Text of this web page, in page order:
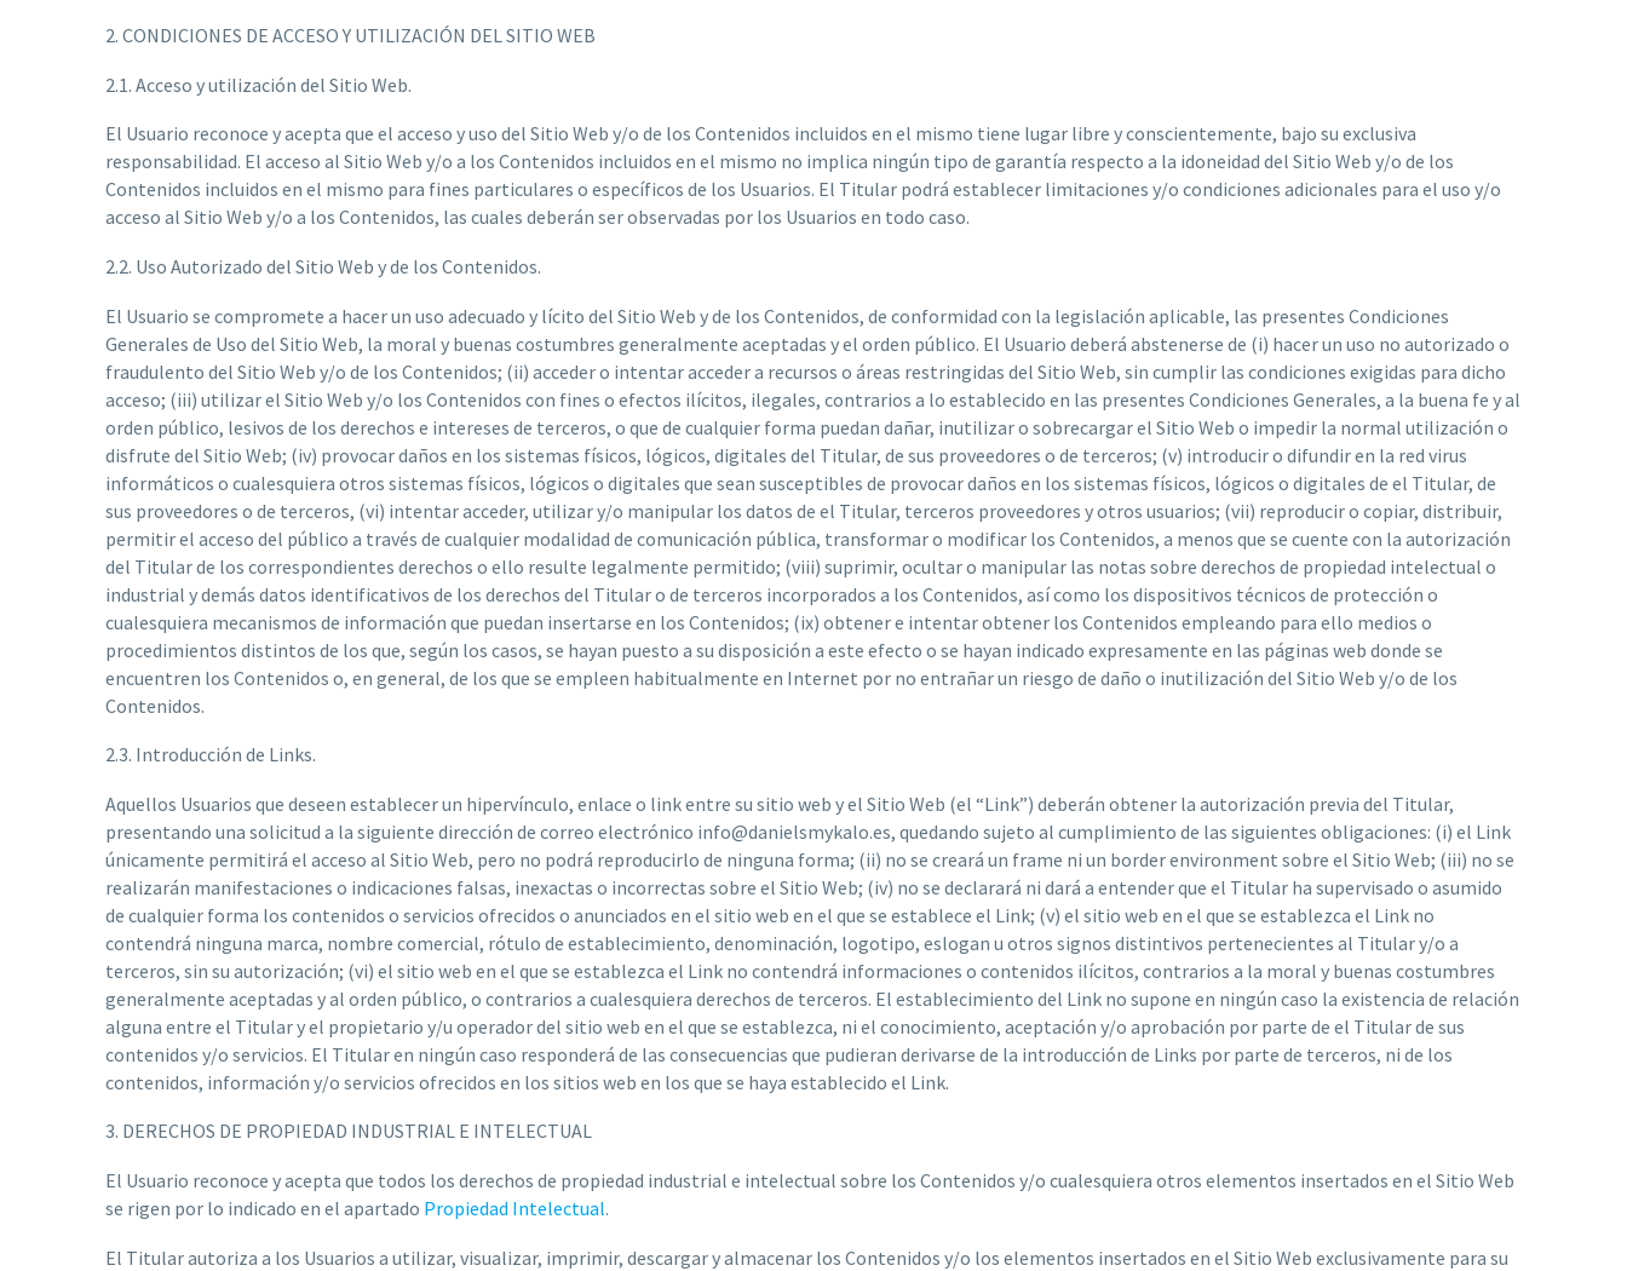
2. CONDICIONES DE ACCESO Y UTILIZACIÓN DEL SITIO WEB
2.1. Acceso y utilización del Sitio Web.
El Usuario reconoce y acepta que el acceso y uso del Sitio Web y/o de los Contenidos incluidos en el mismo tiene lugar libre y conscientemente, bajo su exclusiva
responsabilidad. El acceso al Sitio Web y/o a los Contenidos incluidos en el mismo no implica ningún tipo de garantía respecto a la idoneidad del Sitio Web y/o de los
Contenidos incluidos en el mismo para fines particulares o específicos de los Usuarios. El Titular podrá establecer limitaciones y/o condiciones adicionales para el uso y/o
acceso al Sitio Web y/o a los Contenidos, las cuales deberán ser observadas por los Usuarios en todo caso.
2.2. Uso Autorizado del Sitio Web y de los Contenidos.
El Usuario se compromete a hacer un uso adecuado y lícito del Sitio Web y de los Contenidos, de conformidad con la legislación aplicable, las presentes Condiciones
Generales de Uso del Sitio Web, la moral y buenas costumbres generalmente aceptadas y el orden público. El Usuario deberá abstenerse de (i) hacer un uso no autorizado o
fraudulento del Sitio Web y/o de los Contenidos; (ii) acceder o intentar acceder a recursos o áreas restringidas del Sitio Web, sin cumplir las condiciones exigidas para dicho
acceso; (iii) utilizar el Sitio Web y/o los Contenidos con fines o efectos ilícitos, ilegales, contrarios a lo establecido en las presentes Condiciones Generales, a la buena fe y al
orden público, lesivos de los derechos e intereses de terceros, o que de cualquier forma puedan dañar, inutilizar o sobrecargar el Sitio Web o impedir la normal utilización o
disfrute del Sitio Web; (iv) provocar daños en los sistemas físicos, lógicos, digitales del Titular, de sus proveedores o de terceros; (v) introducir o difundir en la red virus
informáticos o cualesquiera otros sistemas físicos, lógicos o digitales que sean susceptibles de provocar daños en los sistemas físicos, lógicos o digitales de el Titular, de
sus proveedores o de terceros, (vi) intentar acceder, utilizar y/o manipular los datos de el Titular, terceros proveedores y otros usuarios; (vii) reproducir o copiar, distribuir,
permitir el acceso del público a través de cualquier modalidad de comunicación pública, transformar o modificar los Contenidos, a menos que se cuente con la autorización
del Titular de los correspondientes derechos o ello resulte legalmente permitido; (viii) suprimir, ocultar o manipular las notas sobre derechos de propiedad intelectual o
industrial y demás datos identificativos de los derechos del Titular o de terceros incorporados a los Contenidos, así como los dispositivos técnicos de protección o
cualesquiera mecanismos de información que puedan insertarse en los Contenidos; (ix) obtener e intentar obtener los Contenidos empleando para ello medios o
procedimientos distintos de los que, según los casos, se hayan puesto a su disposición a este efecto o se hayan indicado expresamente en las páginas web donde se
encuentren los Contenidos o, en general, de los que se empleen habitualmente en Internet por no entrañar un riesgo de daño o inutilización del Sitio Web y/o de los
Contenidos.
2.3. Introducción de Links.
Aquellos Usuarios que deseen establecer un hipervínculo, enlace o link entre su sitio web y el Sitio Web (el “Link”) deberán obtener la autorización previa del Titular,
presentando una solicitud a la siguiente dirección de correo electrónico info@danielsmykalo.es, quedando sujeto al cumplimiento de las siguientes obligaciones: (i) el Link
únicamente permitirá el acceso al Sitio Web, pero no podrá reproducirlo de ninguna forma; (ii) no se creará un frame ni un border environment sobre el Sitio Web; (iii) no se
realizarán manifestaciones o indicaciones falsas, inexactas o incorrectas sobre el Sitio Web; (iv) no se declarará ni dará a entender que el Titular ha supervisado o asumido
de cualquier forma los contenidos o servicios ofrecidos o anunciados en el sitio web en el que se establece el Link; (v) el sitio web en el que se establezca el Link no
contendrá ninguna marca, nombre comercial, rótulo de establecimiento, denominación, logotipo, eslogan u otros signos distintivos pertenecientes al Titular y/o a
terceros, sin su autorización; (vi) el sitio web en el que se establezca el Link no contendrá informaciones o contenidos ilícitos, contrarios a la moral y buenas costumbres
generalmente aceptadas y al orden público, o contrarios a cualesquiera derechos de terceros. El establecimiento del Link no supone en ningún caso la existencia de relación
alguna entre el Titular y el propietario y/u operador del sitio web en el que se establezca, ni el conocimiento, aceptación y/o aprobación por parte de el Titular de sus
contenidos y/o servicios. El Titular en ningún caso responderá de las consecuencias que pudieran derivarse de la introducción de Links por parte de terceros, ni de los
contenidos, información y/o servicios ofrecidos en los sitios web en los que se haya establecido el Link.
3. DERECHOS DE PROPIEDAD INDUSTRIAL E INTELECTUAL
El Usuario reconoce y acepta que todos los derechos de propiedad industrial e intelectual sobre los Contenidos y/o cualesquiera otros elementos insertados en el Sitio Web
se rigen por lo indicado en el apartado Propiedad Intelectual.
El Titular autoriza a los Usuarios a utilizar, visualizar, imprimir, descargar y almacenar los Contenidos y/o los elementos insertados en el Sitio Web exclusivamente para su